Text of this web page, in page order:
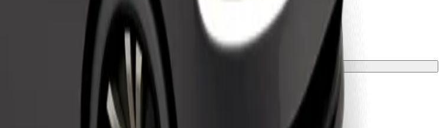
pārvadāšanas konteiners, un sēdekļi jāaizsargā ar segu vai paklājiņu.